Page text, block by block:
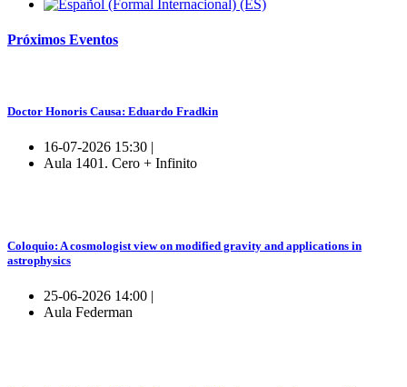
Próximos Eventos
Doctor Honoris Causa: Eduardo Fradkin
16-07-2026 15:30 |
Aula 1401. Cero + Infinito
Coloquio: A cosmologist view on modified gravity and applications in
astrophysics
25-06-2026 14:00 |
Aula Federman